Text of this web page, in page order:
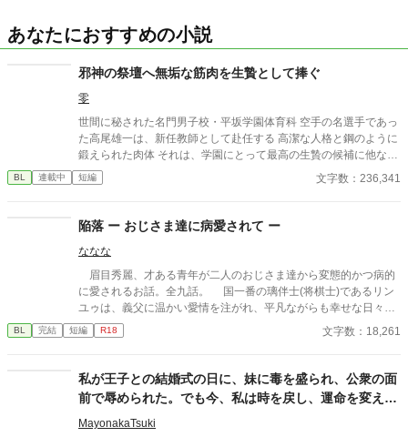
あなたにおすすめの小説
邪神の祭壇へ無垢な筋肉を生贄として捧ぐ
零
世間に秘された名門男子校・平坂学園体育科 空手の名選手であっ
た高尾雄一は、新任教師として赴任する 高潔な人格と鋼のように
鍛えられた肉体 それは、学園にとって最高の生贄の候補に他なら
なかった 至高の筋肉を持つ、精神を削られ意志をなくした青年を
太古の神に捧げるため、“水”、“風”、“土”の信奉者達が暗躍する 意
校で繰り広げられるダークファンタジー
BL 連載中 短編 文字数：236,341
陥落 ー おじさま達に病愛されて ー
ななな
眉目秀麗、才ある青年が二人のおじさま達から変態的かつ病的
に愛されるお話。全九話。 国一番の璃伴士(将棋士)であるリン
ユゥは、義父に温かい愛情を注がれ、平凡ながらも幸せな日々を
過ごしていた。 そんなある日、一人の紳士とリンユゥは対局す
ることになり…。
BL 完結 短編 R18 文字数：18,261
私が王子との結婚式の日に、妹に毒を盛られ、公衆の面
前で辱められた。でも今、私は時を戻し、運命を変えに
来た。
MayonakaTsuki